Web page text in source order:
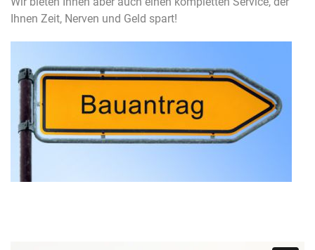
Ihnen Zeit, Nerven und Geld spart!